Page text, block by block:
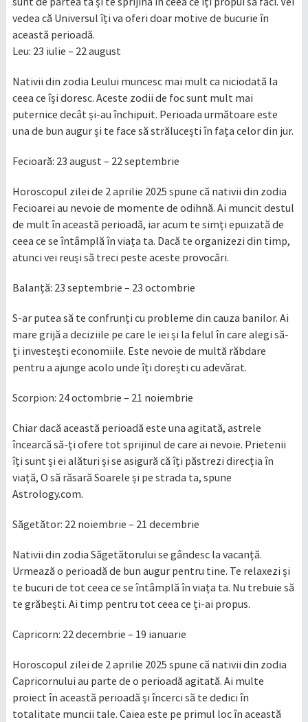
vedea că Universul îți va oferi doar motive de bucurie în
această perioadă.
Leu: 23 iulie – 22 august
Nativii din zodia Leului muncesc mai mult ca niciodată la
ceea ce își doresc. Aceste zodii de foc sunt mult mai
puternice decât și-au închipuit. Perioada următoare este
una de bun augur și te face să strălucești în fața celor din jur.
Fecioară: 23 august – 22 septembrie
Horoscopul zilei de 2 aprilie 2025 spune că nativii din zodia
Fecioarei au nevoie de momente de odihnă. Ai muncit destul
de mult în această perioadă, iar acum te simți epuizată de
ceea ce se întâmplă în viața ta. Dacă te organizezi din timp,
atunci vei reuși să treci peste aceste provocări.
Balanță: 23 septembrie – 23 octombrie
S-ar putea să te confrunți cu probleme din cauza banilor. Ai
mare grijă a deciziile pe care le iei și la felul în care alegi să-
ți investești economiile. Este nevoie de multă răbdare
pentru a ajunge acolo unde îți dorești cu adevărat.
Scorpion: 24 octombrie – 21 noiembrie
Chiar dacă această perioadă este una agitată, astrele
încearcă să-ți ofere tot sprijinul de care ai nevoie. Prietenii
îți sunt și ei alături și se asigură că îți păstrezi direcția în
viață, O să răsară Soarele și pe strada ta, spune
Astrology.com.
Săgetător: 22 noiembrie – 21 decembrie
Nativii din zodia Săgetătorului se gândesc la vacanță.
Urmează o perioadă de bun augur pentru tine. Te relaxezi și
te bucuri de tot ceea ce se întâmplă în viața ta. Nu trebuie să
te grăbești. Ai timp pentru tot ceea ce ți-ai propus.
Capricorn: 22 decembrie – 19 ianuarie
Horoscopul zilei de 2 aprilie 2025 spune că nativii din zodia
Capricornului au parte de o perioadă agitată. Ai multe
proiect în această perioadă și încerci să te dedici în
totalitate muncii tale. Caiea este pe primul loc în această